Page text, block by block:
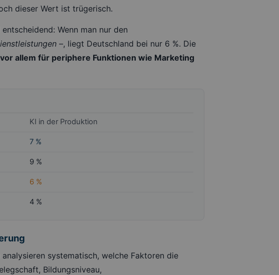
dieser Wert ist trügerisch.
Wenn man nur den
–, liegt Deutschland bei nur 6 %. Die
allem für periphere Funktionen wie Marketing
KI in der Produktion
7 %
9 %
6 %
4 %
systematisch, welche Faktoren die
Bildungsniveau,